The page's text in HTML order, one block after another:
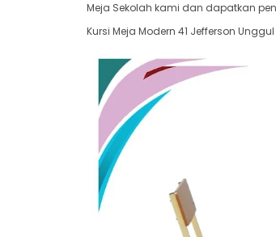
Meja Sekolah kami dan dapatkan
Kursi Meja Modern 41 Jefferson Unggul